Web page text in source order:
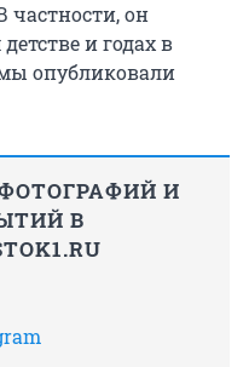
частности, он
и годах в
опубликовали
И
В